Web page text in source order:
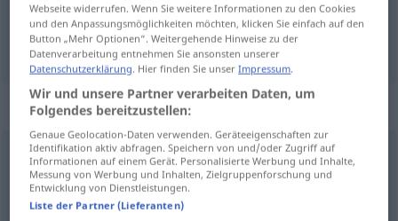
Walzwerkarbeiterm lamineur
„lamineur“: adjectif (qualificatif)
lamineur [laminœʀ]adj
Übersicht aller Übersetzungen
(Für mehr Details die Übersetzung anklicken/antippen)
Webseite widerrufen. Wenn Sie weitere Informationen zu den Cookies
und den Anpassungsmöglichkeiten möchten, klicken Sie einfach auf den
Button „Mehr Optionen“. Weitergehende Hinweise zu der
Datenverarbeitung entnehmen Sie ansonsten unserer
Datenschutzerklärung. Hier finden Sie unserImpressum.
Wir und unsere Partner verarbeiten Daten, um
Folgendes bereitzustellen:
Genaue Geolocation-Daten verwenden. Geräteeigenschaften zur
Identifikation aktiv abfragen. Speichern von und/oder Zugriff auf
Informationen auf einem Gerät. Personalisierte Werbung und Inhalte,
Messung von Werbung und Inhalten, Zielgruppenforschung und
Entwicklung von Dienstleistungen.
Liste der Partner (Lieferanten)